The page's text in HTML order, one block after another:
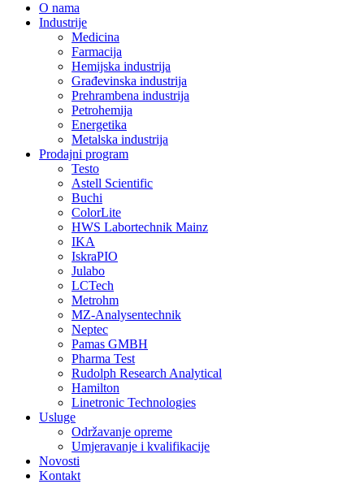
O nama
Industrije
Medicina
Farmacija
Hemijska industrija
Građevinska industrija
Prehrambena industrija
Petrohemija
Energetika
Metalska industrija
Prodajni program
Testo
Astell Scientific
Buchi
ColorLite
HWS Labortechnik Mainz
IKA
IskraPIO
Julabo
LCTech
Metrohm
MZ-Analysentechnik
Neptec
Pamas GMBH
Pharma Test
Rudolph Research Analytical
Hamilton
Linetronic Technologies
Usluge
Održavanje opreme
Umjeravanje i kvalifikacije
Novosti
Kontakt